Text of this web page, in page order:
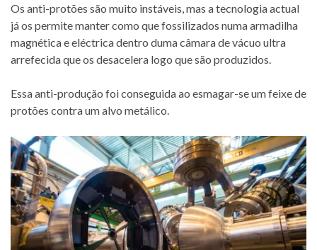
Os anti-protões são muito instáveis, mas a tecnologia actual
já os permite manter como que fossilizados numa armadilha
magnética e eléctrica dentro duma câmara de vácuo ultra
arrefecida que os desacelera logo que são produzidos.
Essa anti-produção foi conseguida ao esmagar-se um feixe de
protões contra um alvo metálico.